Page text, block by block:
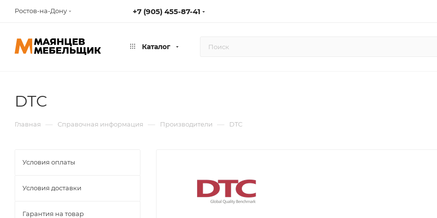
Ростов-на-Дону +7 (905) 455-87-41
Каталог
DTC
Главная — Справочная информация — Производители — DTC
Условия оплаты
Условия доставки
Гарантия на товар